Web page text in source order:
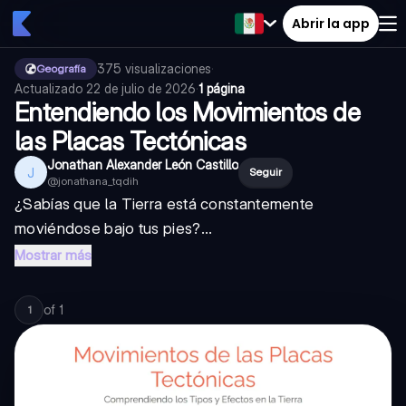
Abrir la app
Geografía 375 visualizaciones·
Actualizado 22 de julio de 2026·1 página
Entendiendo los Movimientos de
las Placas Tectónicas
J Jonathan Alexander León Castillo
@jonathana_tqdih
Seguir
¿Sabías que la Tierra está constantemente
moviéndose bajo tus pies?...
Mostrar más
1 of 1